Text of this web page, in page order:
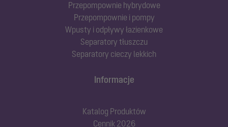
Przepompownie hybrydowe
Przepompownie i pompy
Wpusty i odpływy łazienkowe
Separatory tłuszczu
Separatory cieczy lekkich
Informacje
Katalog Produktów
Cennik 2026